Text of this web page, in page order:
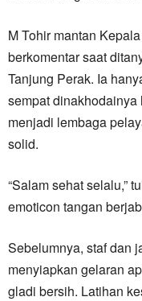
M Tohir mantan
berkomentar saat
Tanjung Perak. Ia
sempat
menjadi lembaga
solid.
“Salam sehat selalu,”
emoticon tangan
Sebelumnya, staf dan
menyiapkan gelaran
gladi bersih. Latihan